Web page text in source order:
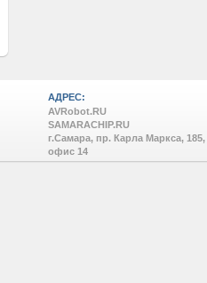
АДРЕС:
AVRobot.RU
SAMARACHIP.RU
г.Самара, пр. Карла Маркса, 185,
офис 14